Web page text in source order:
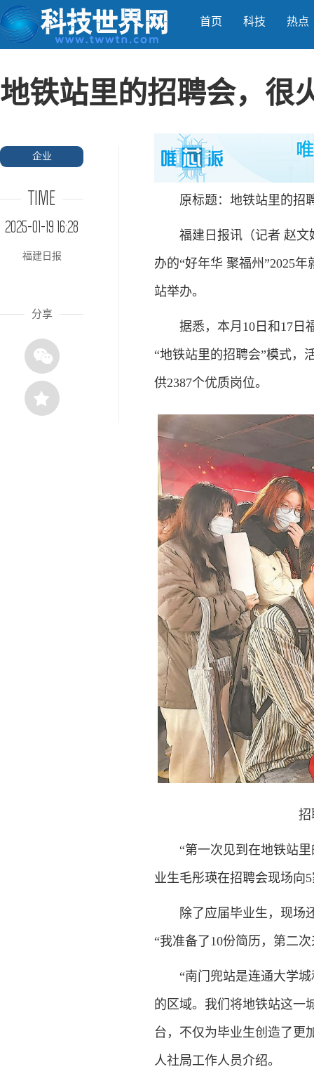
首页 科技 热点
地铁站里的招聘会，很
企业
TIME
2025-01-19 16:28
福建日报
分享
原标题：地铁站里的招
福建日报讯（记者 赵
办的“好年华 聚福州”2025
站举办。
据悉，本月10日和17日
“地铁站里的招聘会”模式，
供2387个优质岗位。
招
“第一次见到在地铁站
业生毛彤瑛在招聘会现场向
除了应届毕业生，现场
“我准备了10份简历，第二
“南门兜站是连通大学
的区域。我们将地铁站这一
台，不仅为毕业生创造了更
人社局工作人员介绍。